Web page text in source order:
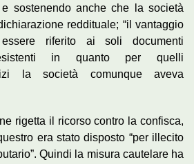
sostenendo anche che la società
reddituale; “il vantaggio
riferito ai soli documenti
in quanto per quelli
la società comunque aveva
rigetta il ricorso contro la confisca,
era stato disposto “per illecito
Quindi la misura cautelare ha